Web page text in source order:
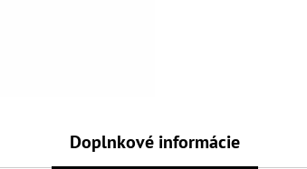
Doplnkové informácie